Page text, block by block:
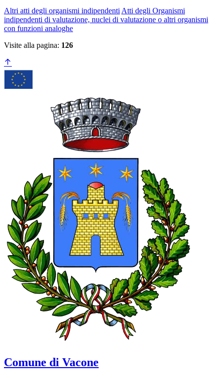
Altri atti degli organismi indipendenti Atti degli Organismi
indipendenti di valutazione, nuclei di valutazione o altri organismi
con funzioni analoghe
Visite alla pagina: 126
Comune di Vacone